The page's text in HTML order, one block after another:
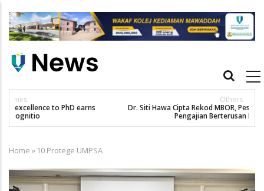
main
Main
Dr. Siti Hawa Cipta Rekod MBOR, Pesakit SMA Pertama Tamat
Pengajian Berterusan Hingga PhD
Breadcrumb
Home » 10 Protege UMPSA